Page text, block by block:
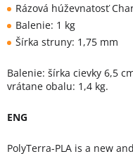
Rázová húževnatosť
Balenie: 1 kg
Šírka struny: 1,75 mm
Balenie: šírka cievky 6,5
vrátane obalu: 1,4 kg.
ENG
PolyTerra-PLA is a new